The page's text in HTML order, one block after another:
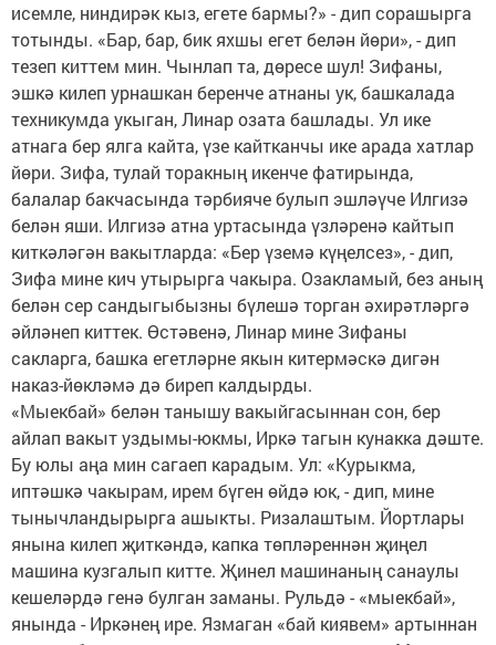
исемле, ниндирәк кыз, егете бармы?» - дип сорашырга
тотынды. «Бар, бар, бик яхшы егет белән йөри», - дип
тезеп киттем мин. Чынлап та, дөресе шул! Зифаны,
эшкә килеп урнашкан беренче атнаны ук, башкалада
техникумда укыган, Линар озата башлады. Ул ике
атнага бер ялга кайта, үзе кайтканчы ике арада хатлар
йөри. Зифа, тулай торакның икенче фатирында,
балалар бакчасында тәрбияче булып эшләүче Илгизә
белән яши. Илгизә атна уртасында үзләренә кайтып
киткәләгән вакытларда: «Бер үземә күңелсез», - дип,
Зифа мине кич утырырга чакыра. Озакламый, без аның
белән сер сандыгыбызны бүлешә торган әхирәтләргә
әйләнеп киттек. Өстәвенә, Линар мине Зифаны
сакларга, башка егетләрне якын китермәскә дигән
наказ-йөкләмә дә биреп калдырды.
«Мыекбай» белән танышу вакыйгасыннан сон, бер
айлап вакыт уздымы-юкмы, Иркә тагын кунакка дәште.
Бу юлы аңа мин сагаеп карадым. Ул: «Курыкма,
иптәшкә чакырам, ирем бүген өйдә юк, - дип, мине
тынычландырырга ашыкты. Ризалаштым. Йортлары
янына килеп җиткәндә, капка төпләреннән җиңел
машина кузгалып китте. Җинел машинаның санаулы
кешеләрдә генә булган заманы. Рульдә - «мыекбай»,
янында - Иркәнең ире. Язмаган «бай киявем» артыннан